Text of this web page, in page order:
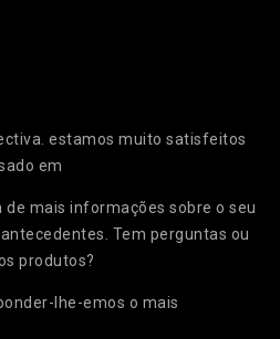
estamos muito satisfeitos
em
de mais informações sobre o seu
Tem perguntas ou
produtos?
lhe-emos o mais